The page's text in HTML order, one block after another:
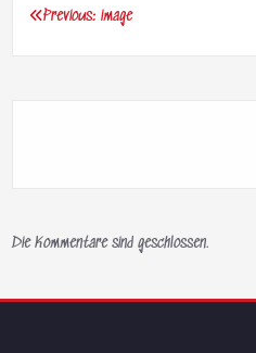
Beitragsnavigation
Previous: image
Die Kommentare sind geschlossen.